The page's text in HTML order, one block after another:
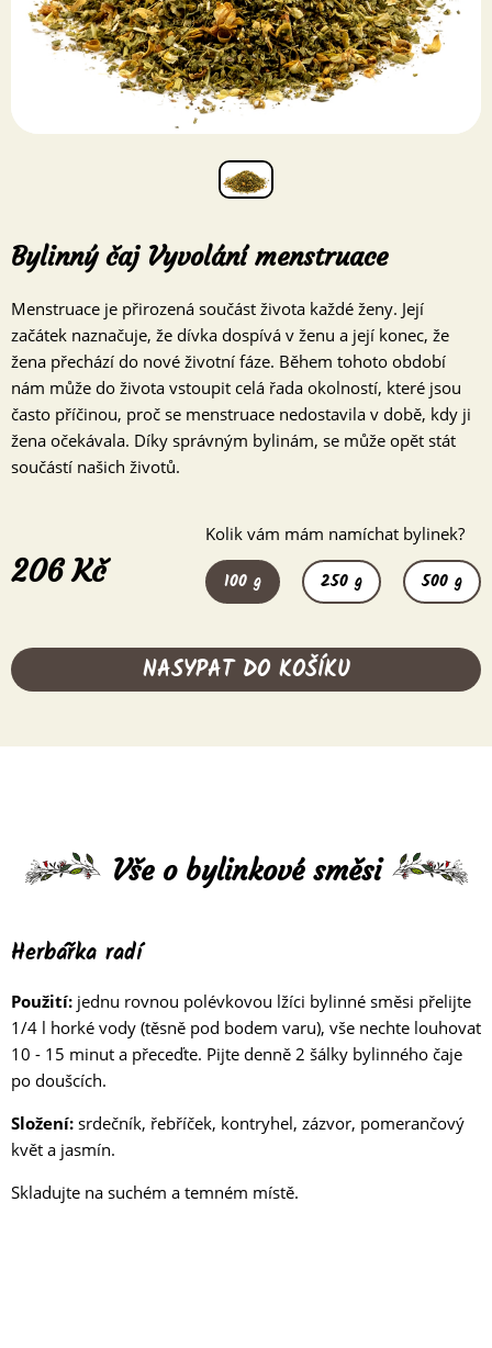
Bylinný čaj Vyvolání menstruace
Menstruace je přirozená součást života každé ženy. Její
začátek naznačuje, že dívka dospívá v ženu a její konec, že
žena přechází do nové životní fáze. Během tohoto období
nám může do života vstoupit celá řada okolností, které jsou
často příčinou, proč se menstruace nedostavila v době, kdy ji
žena očekávala. Díky správným bylinám, se může opět stát
součástí našich životů.
206 Kč
Kolik vám mám namíchat bylinek?
100 g 250 g 500 g
NASYPAT DO KOŠÍKU
Vše o bylinkové směsi
Herbářka radí
Použití: jednu rovnou polévkovou lžíci bylinné směsi přelijte
1/4 l horké vody (těsně pod bodem varu), vše nechte louhovat
10 - 15 minut a přeceďte. Pijte denně 2 šálky bylinného čaje
po doušcích.
Složení: srdečník, řebříček, kontryhel, zázvor, pomerančový
květ a jasmín.
Skladujte na suchém a temném místě.